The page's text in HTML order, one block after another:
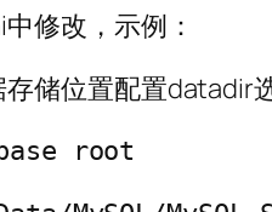
修改，示例：
储位置配置datadir
root